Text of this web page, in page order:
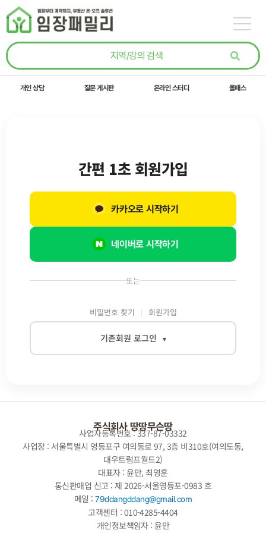
콘텐츠로
건너뛰기
개인 상담 질문 게시판 온라인 스터디 올패스
또는
비밀번호 찾기 회원가입
기존회원 로그인 ▾
로그인
간편 1초 회원가입
네이버로 시작하기
카카오로 시작하기
주식회사 땅땅무슨땅
사업자등록번호 : 337-87-03332
사업장 : 서울특별시 영등포구 여의동로 97, 3층 비310호(여의도동,
대우트럼프월드2)
대표자 : 윤만, 최영훈
통신판매업 신고 : 제 2026-서울영등포-0983 호
메일 :79ddangddang@gmail.com
고객센터 : 010-4285-4404
개인정보책임자 : 윤만